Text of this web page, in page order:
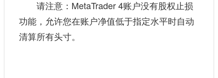
请注意：MetaTrader 4账户没有股权止损
功能，允许您在账户净值低于指定水平时自动
清算所有头寸。